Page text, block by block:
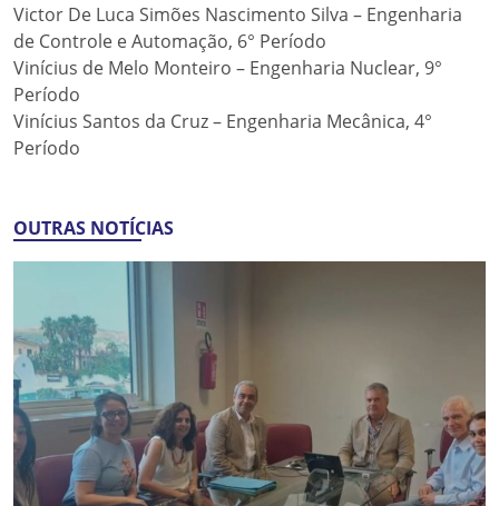
Victor De Luca Simões Nascimento Silva – Engenharia
de Controle e Automação, 6° Período
Vinícius de Melo Monteiro – Engenharia Nuclear, 9°
Período
Vinícius Santos da Cruz – Engenharia Mecânica, 4°
Período
OUTRAS NOTÍCIAS